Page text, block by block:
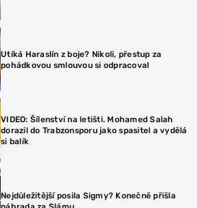
Utíká Haraslín z boje? Nikoli, přestup za
pohádkovou smlouvou si odpracoval
VIDEO: Šílenství na letišti. Mohamed Salah
dorazil do Trabzonsporu jako spasitel a vydělá
si balík
Nejdůležitější posila Sigmy? Konečně přišla